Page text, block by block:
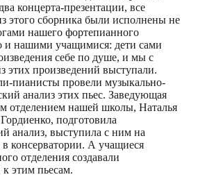
концерта-презентации, все
этого сборника были исполнены не
нашего фортепианного
и нашими учащимися: дети сами
себе по душе, и мы с
этих произведений выступали.
пианисты провели музыкально-
анализ этих пьес. Заведующая
отделением нашей школы, Наталья
подготовила
анализ, выступила с ним на
консерватории. А учащиеся
отделения создавали
этим пьесам.